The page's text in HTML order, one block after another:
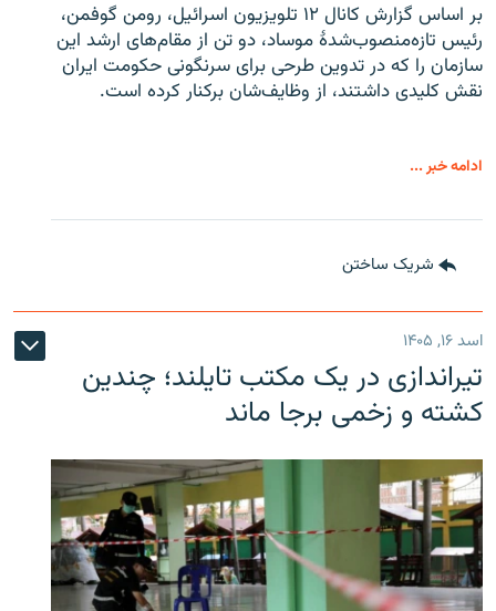
بر اساس گزارش کانال ۱۲ تلویزیون اسرائیل، رومن گوفمن،
رئیس تازه‌منصوب‌شدۀ موساد، دو تن از مقام‌های ارشد این
سازمان را که در تدوین طرحی برای سرنگونی حکومت ایران
نقش کلیدی داشتند، از وظایف‌شان برکنار کرده است.
ادامه خبر ...
شریک ساختن
اسد ۱۶, ۱۴۰۵
تیراندازی در یک مکتب تایلند؛ چندین
کشته و زخمی برجا ماند